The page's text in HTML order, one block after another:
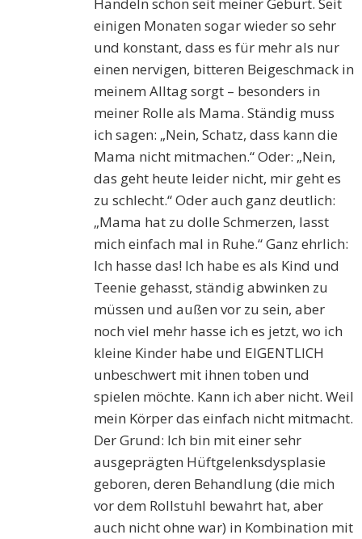
Handeln schon seit meiner Geburt. Seit
einigen Monaten sogar wieder so sehr
und konstant, dass es für mehr als nur
einen nervigen, bitteren Beigeschmack in
meinem Alltag sorgt – besonders in
meiner Rolle als Mama. Ständig muss
ich sagen: „Nein, Schatz, dass kann die
Mama nicht mitmachen.“ Oder: „Nein,
das geht heute leider nicht, mir geht es
zu schlecht.“ Oder auch ganz deutlich:
„Mama hat zu dolle Schmerzen, lasst
mich einfach mal in Ruhe.“ Ganz ehrlich:
Ich hasse das! Ich habe es als Kind und
Teenie gehasst, ständig abwinken zu
müssen und außen vor zu sein, aber
noch viel mehr hasse ich es jetzt, wo ich
kleine Kinder habe und EIGENTLICH
unbeschwert mit ihnen toben und
spielen möchte. Kann ich aber nicht. Weil
mein Körper das einfach nicht mitmacht.
Der Grund: Ich bin mit einer sehr
ausgeprägten Hüftgelenksdysplasie
geboren, deren Behandlung (die mich
vor dem Rollstuhl bewahrt hat, aber
auch nicht ohne war) in Kombination mit